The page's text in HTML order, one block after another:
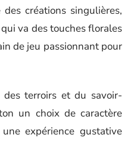
créations singulières,
va des touches florales
de jeu passionnant pour
des terroirs et du savoir-
un choix de caractère
expérience gustative